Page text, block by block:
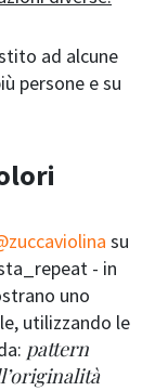
ad alcune
persone e su
su
- in
uno
utilizzando le
pattern